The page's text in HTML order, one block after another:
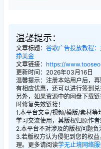
温馨提示：
文章标题： 谷歌广告投放教程
挣美金
文章链接： https://
更新时间：2026年03月16日
温馨提示：注册本站用户后，
有相应优惠，还可以进行签到兑
另外，如果资源中的网盘下载
时修复失效链接！
1.本平台文章/视频/模版/素材等
学习交流使用，其版权归原作者
2.本平台不对涉及的版权问题负
3.若版权方认为侵犯到您的权
理。更多请阅读学无止境网络